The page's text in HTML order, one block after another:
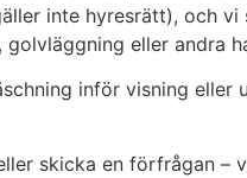
inte hyresrätt), och
eller andra
inför visning
skicka en förfrågan –